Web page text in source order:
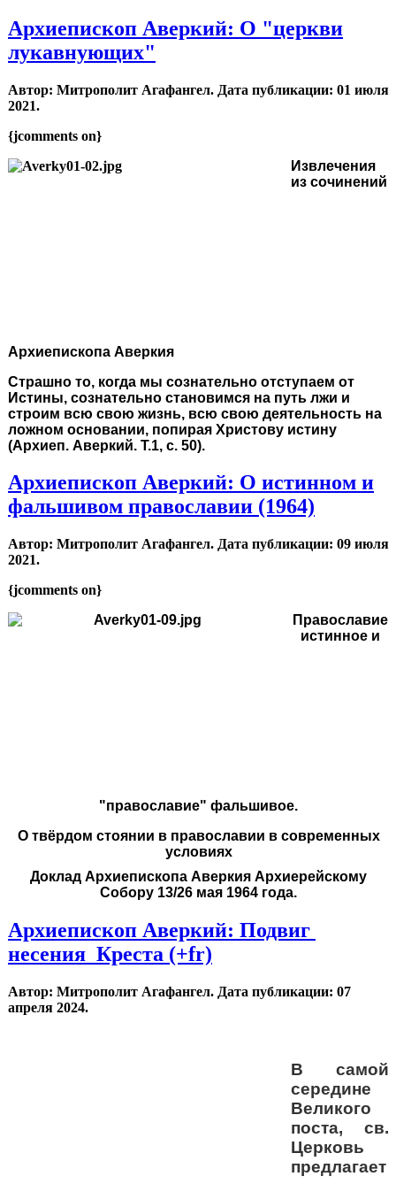
Архиепископ Аверкий: О "церкви
лукавнующих"
Автор: Митрополит Агафангел. Дата публикации: 01 июля
2021.
{jcomments on}
Извлечения
из сочинений
Архиепископа Аверкия
Страшно то, когда мы сознательно отступаем от
Истины, сознательно становимся на путь лжи и
строим всю свою жизнь, всю свою деятельность на
ложном основании, попирая Христову истину
(Архиеп. Аверкий. Т.1, с. 50).
Архиепископ Аверкий: О истинном и
фальшивом православии (1964)
Автор: Митрополит Агафангел. Дата публикации: 09 июля
2021.
{jcomments on}
Православие
истинное и
"православие" фальшивое.
О твёрдом стоянии в православии в современных
условиях
Доклад Архиепископа Аверкия Архиерейскому
Собору 13/26 мая 1964 года.
Архиепископ Аверкий: Подвиг
несения Креста (+fr)
Автор: Митрополит Агафангел. Дата публикации: 07
апреля 2024.
В самой
середине
Великого
поста, св.
Церковь
предлагает